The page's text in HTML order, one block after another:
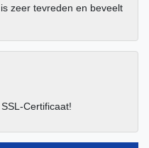
zeer tevreden en beveelt
Certificaat!